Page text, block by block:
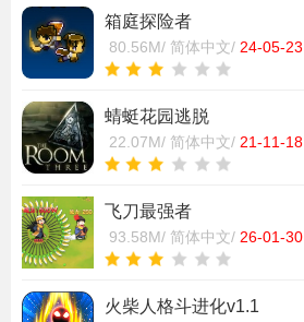
箱庭探险者
80.56M/ 简体中文/ 24-05-23
蜻蜓花园逃脱
22.07M/ 简体中文/ 21-11-18
飞刀最强者
93.58M/ 简体中文/ 26-01-30
火柴人格斗进化v1.1